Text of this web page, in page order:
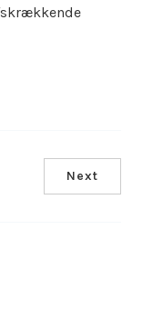
Next